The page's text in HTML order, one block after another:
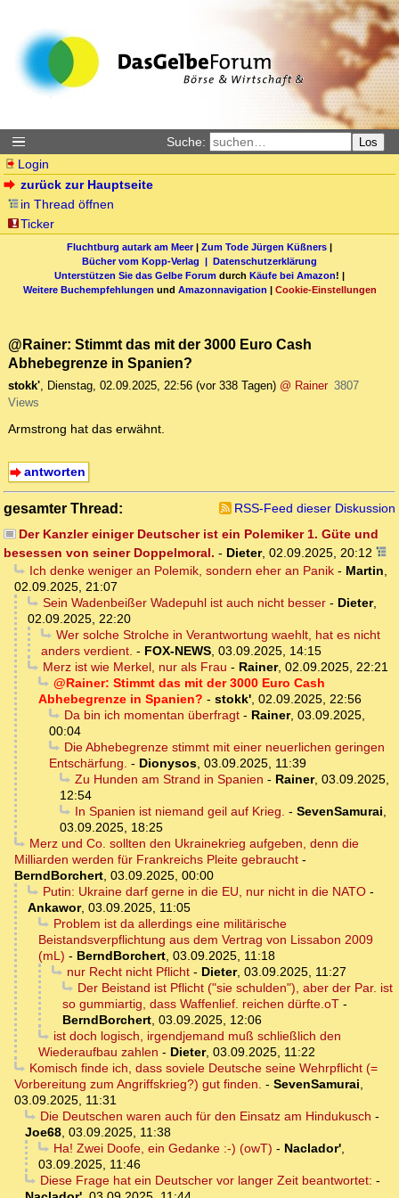
Suche: Los
Login
zurück zur Hauptseite
in Thread öffnen
Ticker
Fluchtburg autark am Meer| Zum Tode Jürgen Küßners |
Bücher vom Kopp-Verlag | Datenschutzerklärung
Unterstützen Sie das Gelbe Forum durch Käufe bei Amazon! |
Weitere Buchempfehlungen und Amazonnavigation | Cookie-Einstellungen
@Rainer: Stimmt das mit der 3000 Euro Cash
Abhebegrenze in Spanien?
stokk', Dienstag, 02.09.2025, 22:56 (vor 338 Tagen) @ Rainer 3807
Views
Armstrong hat das erwähnt.
antworten
gesamter Thread:
RSS-Feed dieser Diskussion
Der Kanzler einiger Deutscher ist ein Polemiker 1. Güte und
besessen von seiner Doppelmoral. - Dieter, 02.09.2025, 20:12
Ich denke weniger an Polemik, sondern eher an Panik- Martin,
02.09.2025, 21:07
Sein Wadenbeißer Wadepuhl ist auch nicht besser- Dieter,
02.09.2025, 22:20
Wer solche Strolche in Verantwortung waehlt, hat es nicht
anders verdient. - FOX-NEWS, 03.09.2025, 14:15
Merz ist wie Merkel, nur als Frau - Rainer, 02.09.2025, 22:21
@Rainer: Stimmt das mit der 3000 Euro Cash
Abhebegrenze in Spanien? - stokk', 02.09.2025, 22:56
Da bin ich momentan überfragt- Rainer, 03.09.2025,
00:04
Die Abhebegrenze stimmt mit einer neuerlichen geringen
Entschärfung. - Dionysos, 03.09.2025, 11:39
Zu Hunden am Strand in Spanien - Rainer, 03.09.2025,
12:54
In Spanien ist niemand geil auf Krieg. - SevenSamurai,
03.09.2025, 18:25
Merz und Co. sollten den Ukrainekrieg aufgeben, denn die
Milliarden werden für Frankreichs Pleite gebraucht -
BerndBorchert, 03.09.2025, 00:00
Putin: Ukraine darf gerne in die EU, nur nicht in die NATO-
Ankawor, 03.09.2025, 11:05
Problem ist da allerdings eine militärische
Beistandsverpflichtung aus dem Vertrag von Lissabon 2009
(mL) - BerndBorchert, 03.09.2025, 11:18
nur Recht nicht Pflicht- Dieter, 03.09.2025, 11:27
Der Beistand ist Pflicht ("sie schulden"), aber der Par. ist
so gummiartig, dass Waffenlief. reichen dürfte.oT -
BerndBorchert, 03.09.2025, 12:06
ist doch logisch, irgendjemand muß schließlich den
Wiederaufbau zahlen - Dieter, 03.09.2025, 11:22
Komisch finde ich, dass soviele Deutsche seine Wehrpflicht (=
Vorbereitung zum Angriffskrieg?) gut finden. - SevenSamurai,
03.09.2025, 11:31
Die Deutschen waren auch für den Einsatz am Hindukusch -
Joe68, 03.09.2025, 11:38
Ha! Zwei Doofe, ein Gedanke :-) (owT) - Naclador',
03.09.2025, 11:46
Diese Frage hat ein Deutscher vor langer Zeit beantwortet: -